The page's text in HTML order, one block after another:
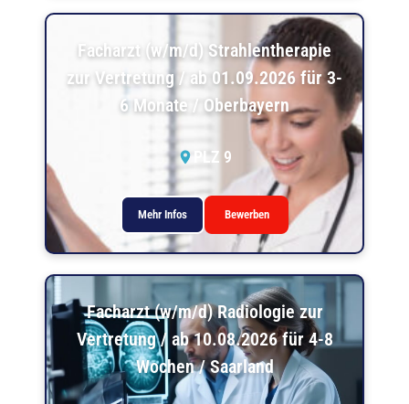
Facharzt (w/m/d) Strahlentherapie
zur Vertretung / ab 01.09.2026 für 3-
6 Monate / Oberbayern
PLZ 9
Mehr Infos Bewerben
Facharzt (w/m/d) Radiologie zur
Vertretung / ab 10.08.2026 für 4-8
Wochen / Saarland